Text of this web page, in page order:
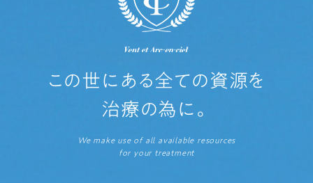
この世にある全ての資源を
治療の為に。
We make use of all available resources
for your treatment